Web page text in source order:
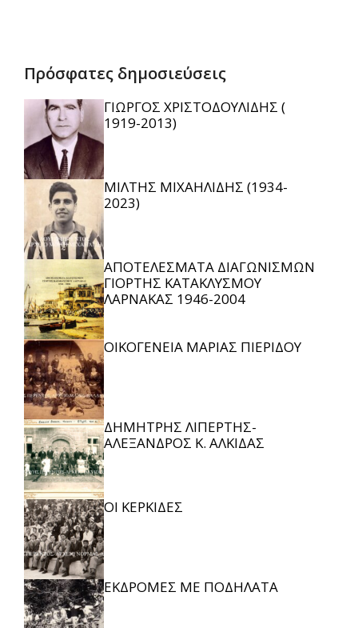
Πρόσφατες δημοσιεύσεις
ΓΙΩΡΓΟΣ ΧΡΙΣΤΟΔΟΥΛΙΔΗΣ (
1919-2013)
ΜΙΛΤΗΣ ΜΙΧΑΗΛΙΔΗΣ (1934-
2023)
ΑΠΟΤΕΛΕΣΜΑΤΑ ΔΙΑΓΩΝΙΣΜΩΝ
ΓΙΟΡΤΗΣ ΚΑΤΑΚΛΥΣΜΟΥ
ΛΑΡΝΑΚΑΣ 1946-2004
ΟΙΚΟΓΕΝΕΙΑ ΜΑΡΙΑΣ ΠΙΕΡΙΔΟΥ
ΔΗΜΗΤΡΗΣ ΛΙΠΕΡΤΗΣ-
ΑΛΕΞΑΝΔΡΟΣ Κ. ΑΛΚΙΔΑΣ
ΟΙ ΚΕΡΚΙΔΕΣ
ΕΚΔΡΟΜΕΣ ΜΕ ΠΟΔΗΛΑΤΑ